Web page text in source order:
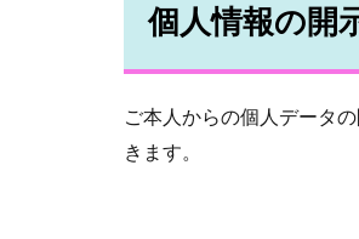
個人情報の開
ご本人からの個人データ
きます。